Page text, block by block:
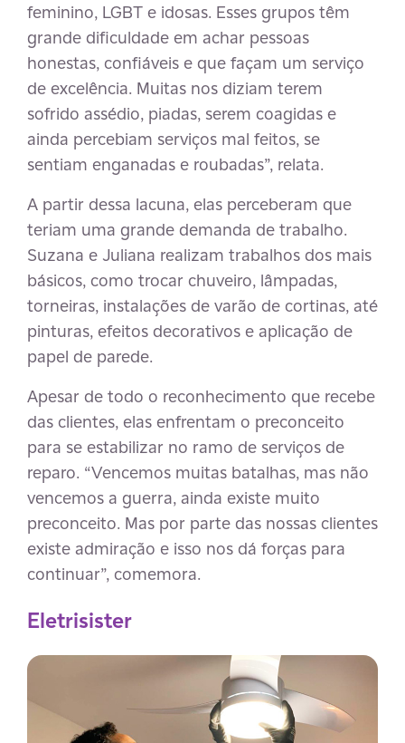
feminino, LGBT e idosas. Esses grupos têm
grande dificuldade em achar pessoas
honestas, confiáveis e que façam um serviço
de excelência. Muitas nos diziam terem
sofrido assédio, piadas, serem coagidas e
ainda percebiam serviços mal feitos, se
sentiam enganadas e roubadas”, relata.
A partir dessa lacuna, elas perceberam que
teriam uma grande demanda de trabalho.
Suzana e Juliana realizam trabalhos dos mais
básicos, como trocar chuveiro, lâmpadas,
torneiras, instalações de varão de cortinas, até
pinturas, efeitos decorativos e aplicação de
papel de parede.
Apesar de todo o reconhecimento que recebe
das clientes, elas enfrentam o preconceito
para se estabilizar no ramo de serviços de
reparo. “Vencemos muitas batalhas, mas não
vencemos a guerra, ainda existe muito
preconceito. Mas por parte das nossas clientes
existe admiração e isso nos dá forças para
continuar”, comemora.
Eletrisister